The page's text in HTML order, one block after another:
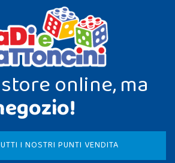
online, ma
I NOSTRI PUNTI VENDITA